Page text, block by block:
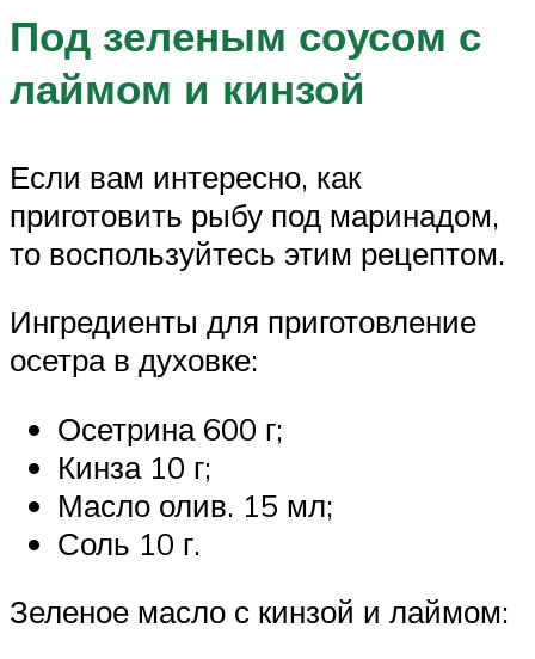
Под зеленым соусом с
лаймом и кинзой
Если вам интересно, как
приготовить рыбу под маринадом,
то воспользуйтесь этим рецептом.
Ингредиенты для приготовление
осетра в духовке:
Осетрина 600 г;
Кинза 10 г;
Масло олив. 15 мл;
Соль 10 г.
Зеленое масло с кинзой и лаймом: